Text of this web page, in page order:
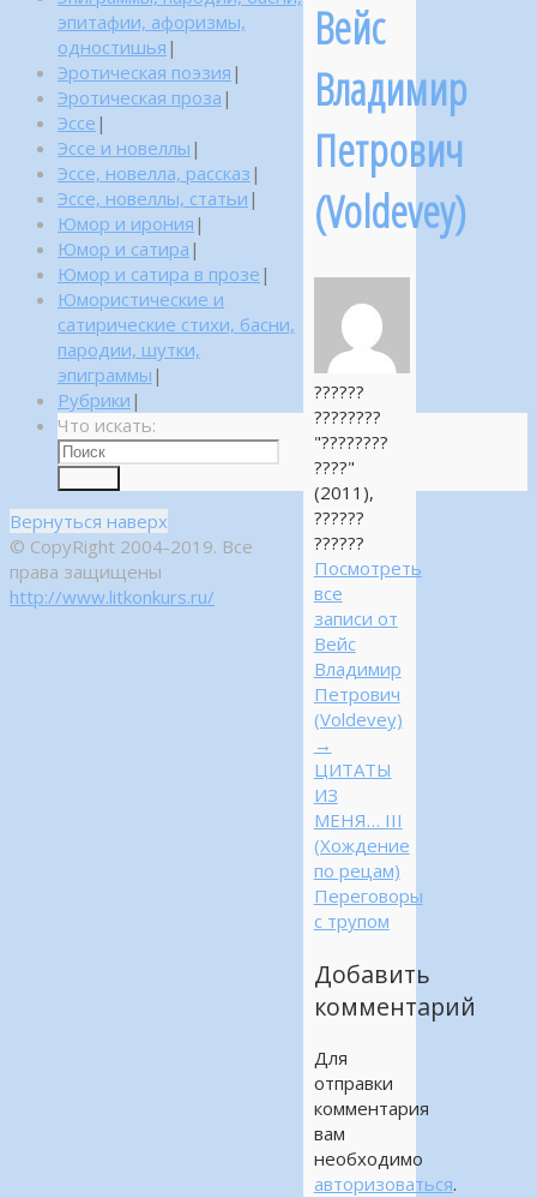
Вейс
Владимир
Петрович
(Voldevey)
??????
????????
"????????
????"
(2011),
??????
??????
Посмотреть
все
записи от
Вейс
Владимир
Петрович
(Voldevey)
→
ЦИТАТЫ
ИЗ
МЕНЯ… III
(Хождение
по рецам)
Переговоры
с трупом
Добавить
комментарий
Для
отправки
комментария
вам
необходимо
авторизоваться.
эпитафии, афоризмы,
одностишья |
Эротическая поэзия |
Эротическая проза |
Эссе |
Эссе и новеллы |
Эссе, новелла, рассказ |
Эссе, новеллы, статьи |
Юмор и ирония |
Юмор и сатира |
Юмор и сатира в прозе |
Юмористические и
сатирические стихи, басни,
пародии, шутки,
эпиграммы |
Рубрики |
Что искать:
Вернуться наверх
© CopyRight 2004-2019. Все
права защищены
http://www.litkonkurs.ru/